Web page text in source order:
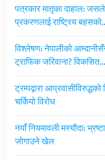
पत्रकार मातृका दाहाल:
प्रकरणलाई राष्ट्रिय
विश्लेषण: नेपालीको
ट्राफिक जरिवाना? विकसित…
ट्रम्पद्वारा
चर्कियो विरोध
नयाँ नियमावली मस्यौदा:
जोगाउने खेल